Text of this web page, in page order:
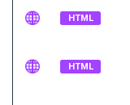
HTML
HTML